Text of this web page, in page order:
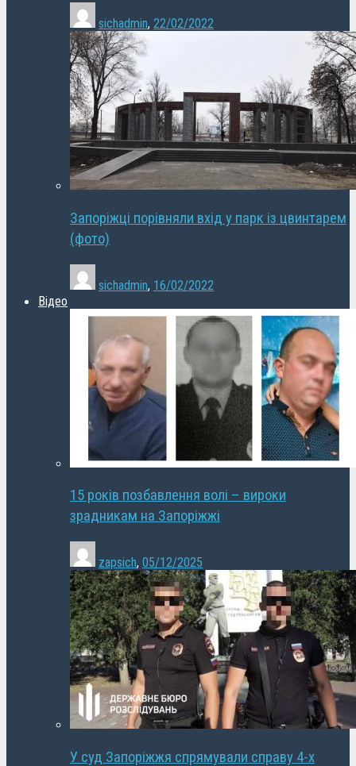
sichadmin, 22/02/2022
Запоріжці порівняли вхід у парк із цвинтарем
(фото)
sichadmin, 16/02/2022
Відео
15 років позбавлення волі – вироки
зрадникам на Запоріжжі
zapsich, 05/12/2025
У суд Запоріжжя спрямували справу 4-х